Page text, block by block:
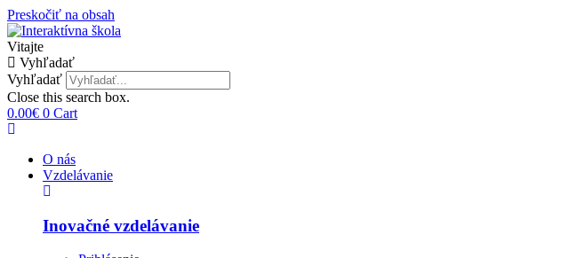
Preskočiť na obsah
Vitajte
Vyhľadať
Vyhľadať
Close this search box.
0.00€ 0 Cart
O nás
Vzdelávanie
Inovačné vzdelávanie